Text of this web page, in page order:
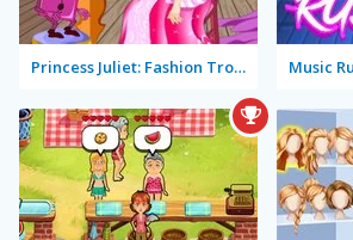
Princess Juliet: Fashion Trouble Music